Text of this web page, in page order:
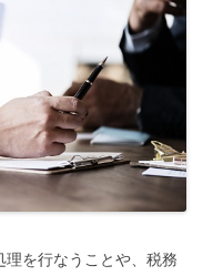
理を行なうことや、税務